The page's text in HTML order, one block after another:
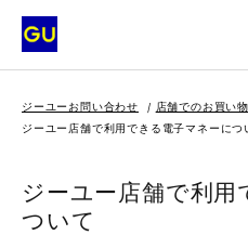
ジーユーお問い合わせ 店舗でのお買い物
ジーユー店舗で利用できる電子マネーにつ
ジーユー店舗で利用
ついて